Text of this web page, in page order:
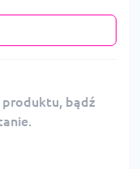
bądź